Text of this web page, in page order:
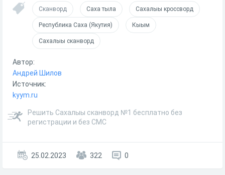
Сканворд Саха тыла Сахалыы кроссворд
Республика Саха (Якутия) Кыым
Сахалыы сканворд
Автор:
Андрей Шилов
Источник:
kyym.ru
Решить Сахалыы сканворд №1 бесплатно без
регистрации и без СМС
25.02.2023 322 0